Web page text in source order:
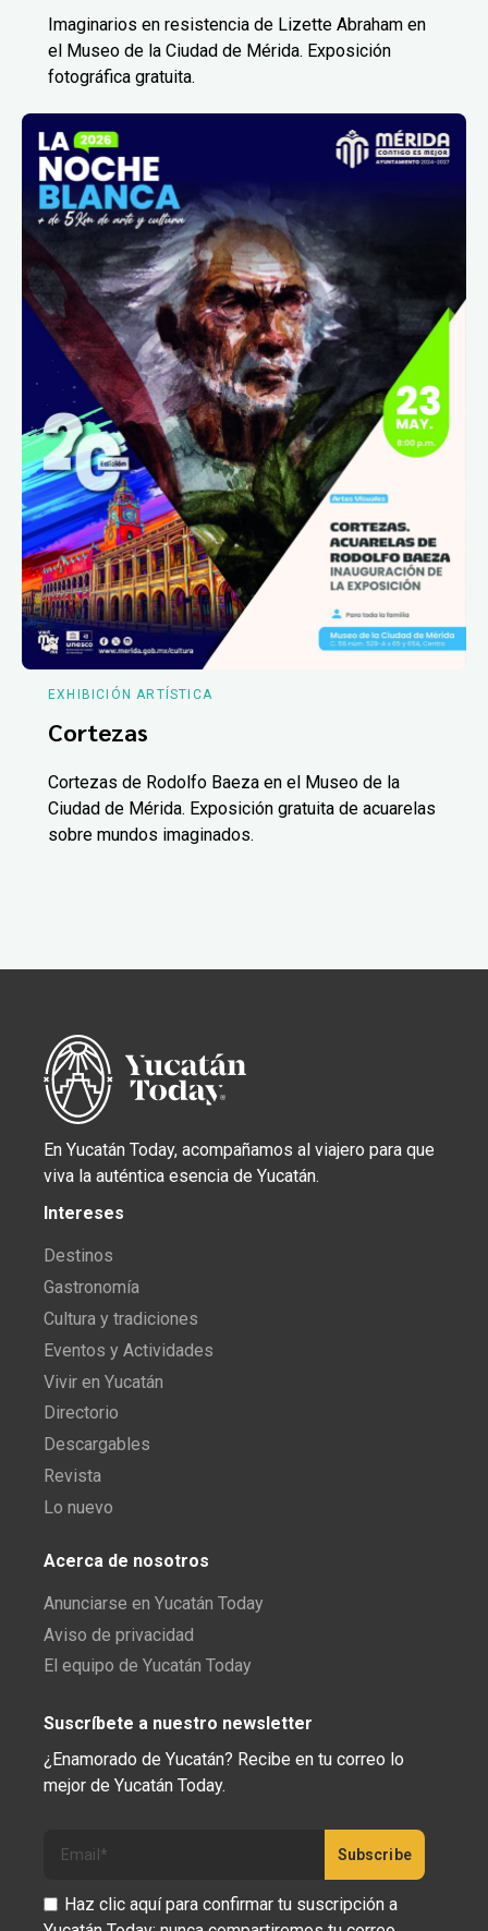
Imaginarios en resistencia de Lizette Abraham en
el Museo de la Ciudad de Mérida. Exposición
fotográfica gratuita.
EXHIBICIÓN ARTÍSTICA
Cortezas
Cortezas de Rodolfo Baeza en el Museo de la
Ciudad de Mérida. Exposición gratuita de acuarelas
sobre mundos imaginados.
En Yucatán Today, acompañamos al viajero para que
viva la auténtica esencia de Yucatán.
Intereses
Destinos
Gastronomía
Cultura y tradiciones
Eventos y Actividades
Vivir en Yucatán
Directorio
Descargables
Revista
Lo nuevo
Acerca de nosotros
Anunciarse en Yucatán Today
Aviso de privacidad
El equipo de Yucatán Today
Suscríbete a nuestro newsletter
¿Enamorado de Yucatán? Recibe en tu correo lo
mejor de Yucatán Today.
Haz clic aquí para confirmar tu suscripción a